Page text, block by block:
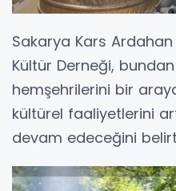
Sakarya Kars
Kültür Derneği,
hemşehrilerini bir
kültürel faaliyetlerini
devam edeceğini